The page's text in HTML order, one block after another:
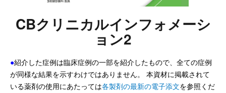
CBクリニカルインフォメーシ
ョン2
●紹介した症例は臨床症例の一部を紹介したもので、全ての症例
が同様な結果を示すわけではありません。 本資材に掲載されて
いる薬剤の使用にあたっては各製剤の最新の電子添文を参照くだ